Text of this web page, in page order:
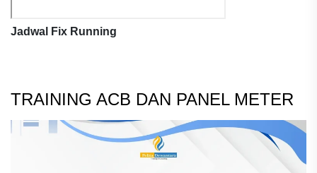
Jadwal Fix Running
TRAINING ACB DAN PANEL METER